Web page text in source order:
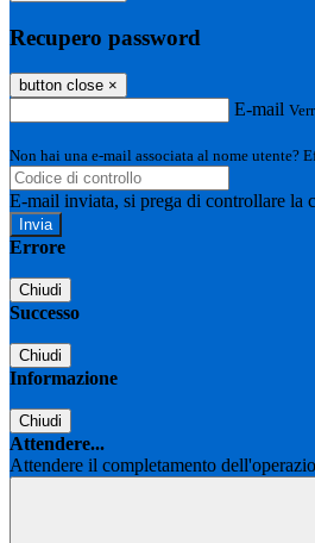
Recupero password
button close ×
E-mail
Non hai una e-mail associata al nome utente?
E-mail inviata, si prega di controllare la
Errore
Chiudi
Successo
Chiudi
Informazione
Chiudi
Attendere...
Attendere il completamento